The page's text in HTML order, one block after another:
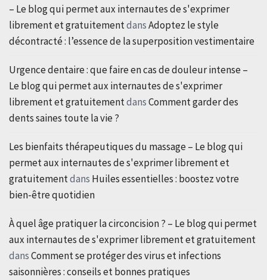
– Le blog qui permet aux internautes de s'exprimer
librement et gratuitementdansAdoptez le style
décontracté : l’essence de la superposition vestimentaire
Urgence dentaire : que faire en cas de douleur intense –
Le blog qui permet aux internautes de s'exprimer
librement et gratuitementdansComment garder des
dents saines toute la vie ?
Les bienfaits thérapeutiques du massage – Le blog qui
permet aux internautes de s'exprimer librement et
gratuitementdans Huiles essentielles : boostez votre
bien-être quotidien
À quel âge pratiquer la circoncision ? – Le blog qui permet
aux internautes de s'exprimer librement et gratuitement
dansComment se protéger des virus et infections
saisonnières : conseils et bonnes pratiques